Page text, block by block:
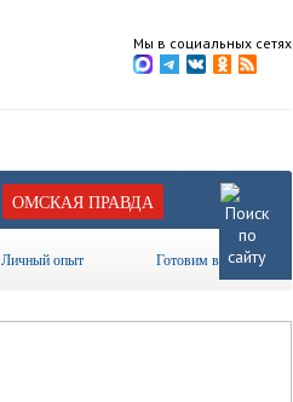
Мы в социальных сетях
ОМСКАЯ ПРАВДА
Личный опыт Готовим вместе